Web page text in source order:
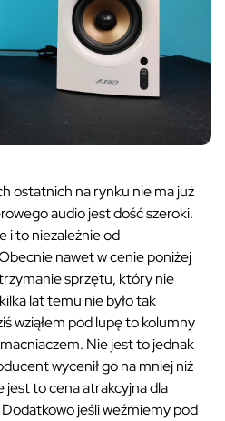
ostatnich na rynku nie ma już
audio jest dość szeroki.
i to niezależnie od
nawet w cenie poniżej
sprzętu, który nie
lat temu nie było tak
wziąłem pod lupę to kolumny
Nie jest to jednak
wycenił go na mniej niż
jest to cena atrakcyjna dla
jeśli weźmiemy pod